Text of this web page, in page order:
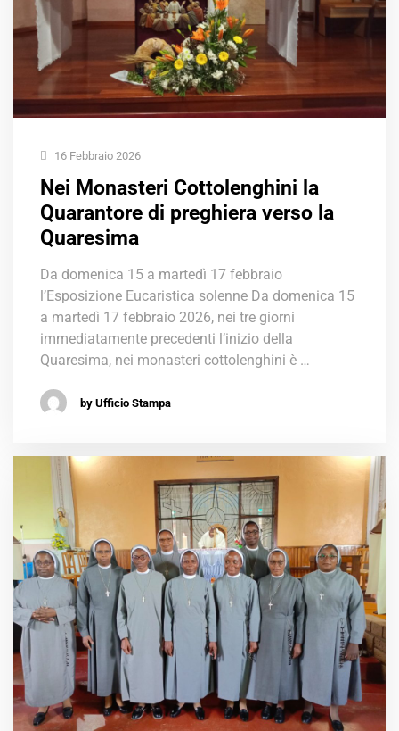
16 Febbraio 2026
Nei Monasteri Cottolenghini la
Quarantore di preghiera verso la
Quaresima
Da domenica 15 a martedì 17 febbraio
l’Esposizione Eucaristica solenne Da domenica 15
a martedì 17 febbraio 2026, nei tre giorni
immediatamente precedenti l’inizio della
Quaresima, nei monasteri cottolenghini è …
by Ufficio Stampa